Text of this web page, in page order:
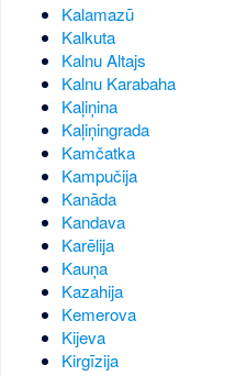
Kalamazū
Kalkuta
Kalnu Altajs
Kalnu Karabaha
Kaļiņina
Kaļiņingrada
Kamčatka
Kampučija
Kanāda
Kandava
Karēlija
Kauņa
Kazahija
Kemerova
Kijeva
Kirgīzija